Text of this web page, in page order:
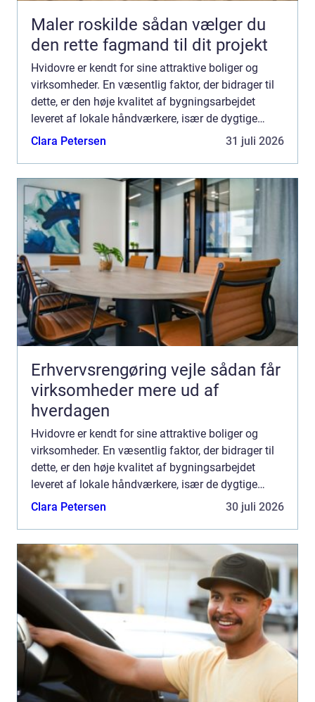
Maler roskilde sådan vælger du
den rette fagmand til dit projekt
Hvidovre er kendt for sine attraktive boliger og
virksomheder. En væsentlig faktor, der bidrager til
dette, er den høje kvalitet af bygningsarbejdet
leveret af lokale håndværkere, især de dygtige
tømrere i Hvidovre. Hvis du er på udkig efter en
Clara Petersen 31 juli 2026
Erhvervsrengøring vejle sådan får
virksomheder mere ud af
hverdagen
Hvidovre er kendt for sine attraktive boliger og
virksomheder. En væsentlig faktor, der bidrager til
dette, er den høje kvalitet af bygningsarbejdet
leveret af lokale håndværkere, især de dygtige
tømrere i Hvidovre. Hvis du er på udkig efter en
Clara Petersen 30 juli 2026